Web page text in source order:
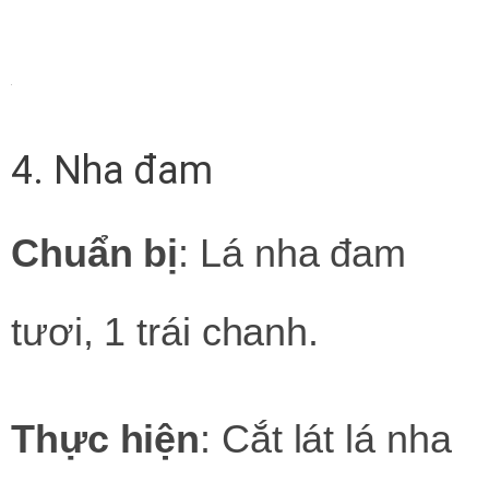
4. Nha đam
Chuẩn bị: Lá nha đam
tươi, 1 trái chanh.
Thực hiện: Cắt lát lá nha